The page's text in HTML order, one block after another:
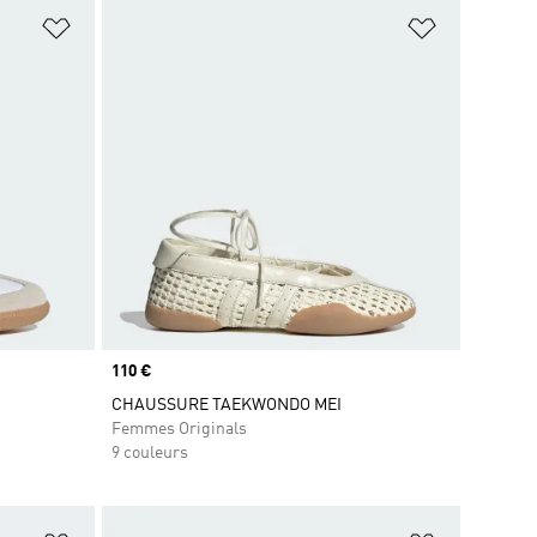
Prix
110 €
CHAUSSURE TAEKWONDO MEI
Femmes Originals
9 couleurs